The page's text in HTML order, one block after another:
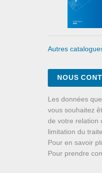
Autres
NOUS
Les données
vous souhaitez
de votre relation
limitation du
Pour en savoir
Pour prendre